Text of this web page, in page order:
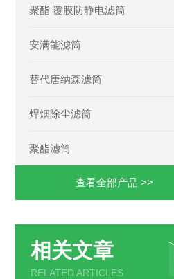
聚酯 覆膜防静电滤筒
安满能滤筒
替代唐纳森滤筒
焊烟除尘滤筒
聚酯滤筒
查看全部产品 >>
相关文章
RELATED ARTICLES